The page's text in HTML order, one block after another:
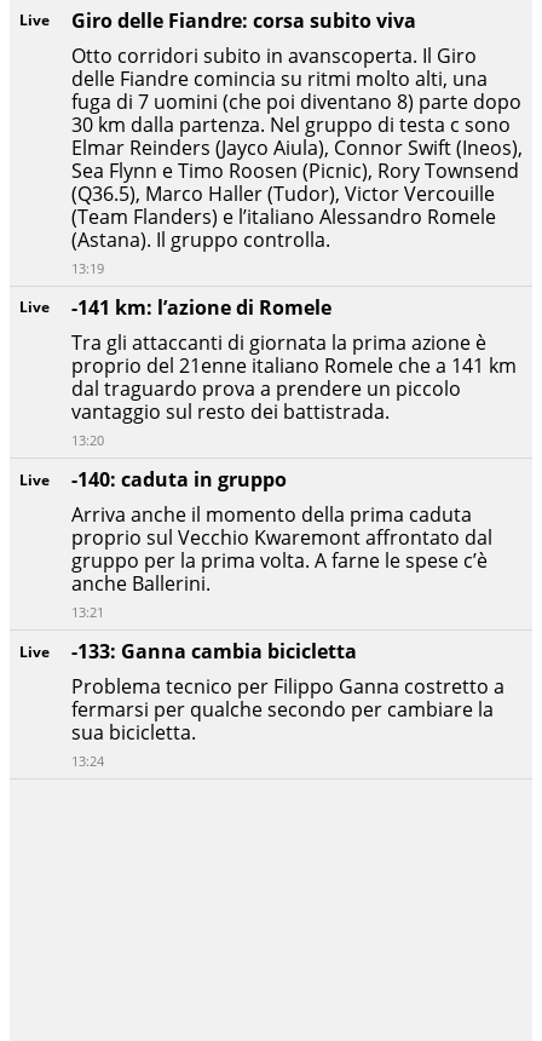
Live
-133: Ganna cambia bicicletta
Problema tecnico per Filippo Ganna costretto a
fermarsi per qualche secondo per cambiare la
sua bicicletta.
13:24
Live
-140: caduta in gruppo
Arriva anche il momento della prima caduta
proprio sul Vecchio Kwaremont affrontato dal
gruppo per la prima volta. A farne le spese c’è
anche Ballerini.
13:21
Live
-141 km: l’azione di Romele
Tra gli attaccanti di giornata la prima azione è
proprio del 21enne italiano Romele che a 141 km
dal traguardo prova a prendere un piccolo
vantaggio sul resto dei battistrada.
13:20
Live
Giro delle Fiandre: corsa subito viva
Otto corridori subito in avanscoperta. Il Giro
delle Fiandre comincia su ritmi molto alti, una
fuga di 7 uomini (che poi diventano 8) parte dopo
30 km dalla partenza. Nel gruppo di testa c sono
Elmar Reinders (Jayco Aiula), Connor Swift (Ineos),
Sea Flynn e Timo Roosen (Picnic), Rory Townsend
(Q36.5), Marco Haller (Tudor), Victor Vercouille
(Team Flanders) e l’italiano Alessandro Romele
(Astana). Il gruppo controlla.
13:19